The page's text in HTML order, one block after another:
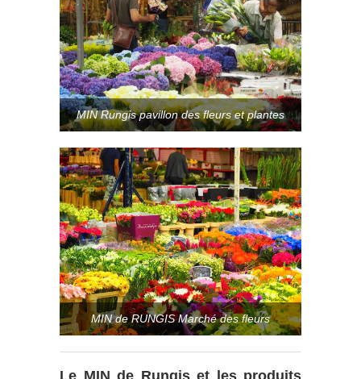
MIN Rungis pavillon des fleurs et plantes
MIN de RUNGIS Marché des fleurs